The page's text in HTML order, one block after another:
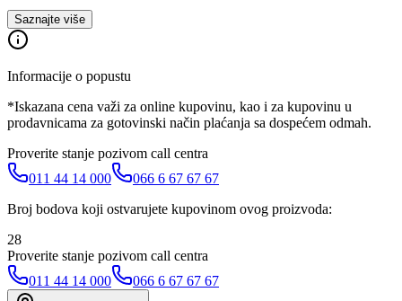
Saznajte više
Informacije o popustu
*Iskazana cena važi za online kupovinu, kao i za kupovinu u
prodavnicama za gotovinski način plaćanja sa dospećem odmah.
Proverite stanje pozivom call centra
011 44 14 000
066 6 67 67 67
Broj bodova koji ostvarujete kupovinom ovog proizvoda:
28
Proverite stanje pozivom call centra
011 44 14 000
066 6 67 67 67